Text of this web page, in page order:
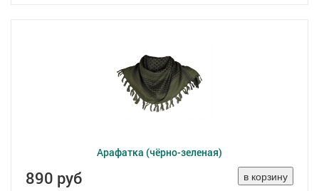
Арафатка (чёрно-зеленая)
890 руб